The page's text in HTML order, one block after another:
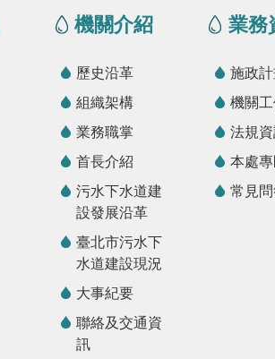
機關介紹
歷史沿革
組織架構
業務職掌
首長介紹
污水下水道建
設發展沿革
臺北市污水下
水道建設現況
大事紀要
聯絡及交通資
訊
業務
施政
機關
法規
本處
常見